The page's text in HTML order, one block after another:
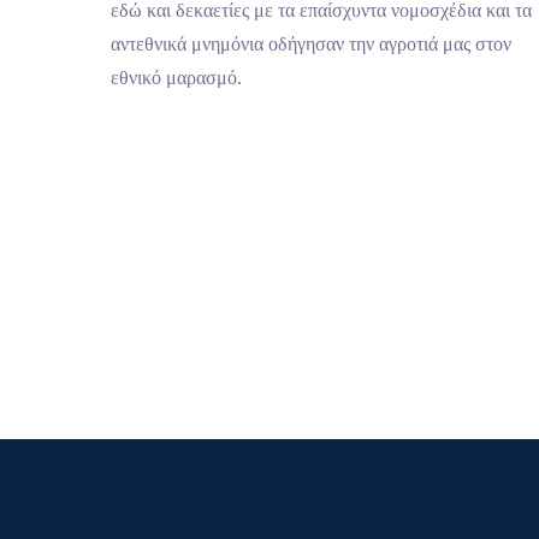
εδώ και δεκαετίες με τα επαίσχυντα νομοσχέδια και τα
αντεθνικά μνημόνια οδήγησαν την αγροτιά μας στον
εθνικό μαρασμό.